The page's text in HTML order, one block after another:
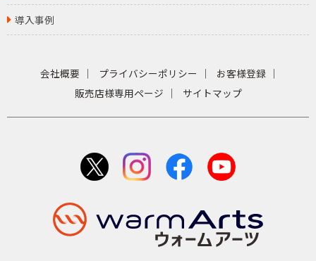
導入事例
会社概要 プライバシーポリシー
お客様登録
販売店様専用ページ
サイトマップ